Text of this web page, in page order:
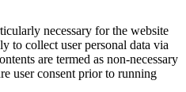
necessary for the website
to collect user personal data via
are termed as non-necessary
user consent prior to running